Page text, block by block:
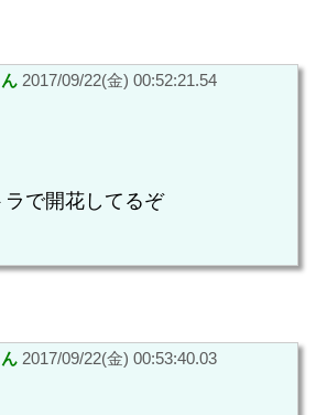
2017/09/22(金) 00:52:21.54
で開花してるぞ
2017/09/22(金) 00:53:40.03